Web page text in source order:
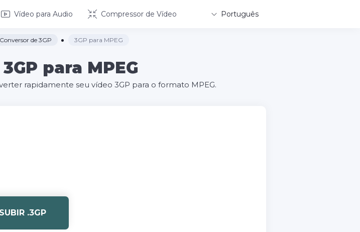
Vídeo para Audio Compressor de Vídeo Português
Conversor de 3GP 3GP para MPEG
para MPEG
rapidamente seu vídeo 3GP para o formato MPEG.
SUBIR .3GP